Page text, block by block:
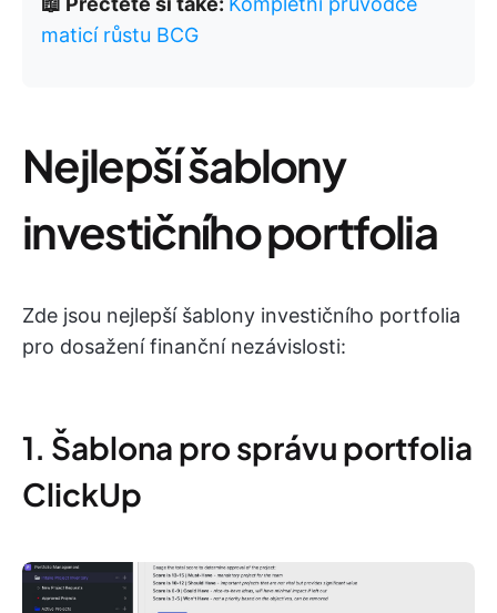
maticí růstu BCG
Nejlepší šablony
investičního portfolia
Zde jsou nejlepší šablony investičního portfolia
pro dosažení finanční nezávislosti:
1. Šablona pro správu portfolia
ClickUp